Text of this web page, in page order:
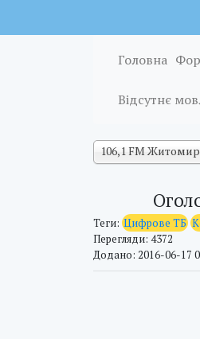
Головна
Відсутнє
Теги: Цифрове ТБ
Перегляди: 4372
Додано: 2016-06-17